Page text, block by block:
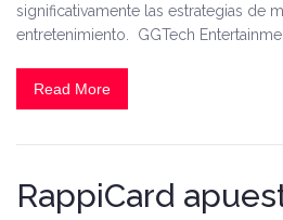
significativamente las estrategias de
entretenimiento. GGTech
Read More
RappiCard